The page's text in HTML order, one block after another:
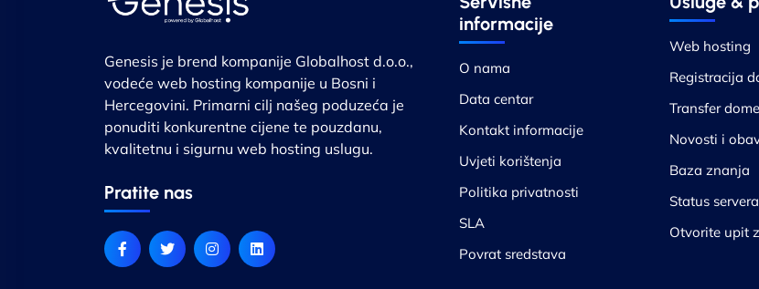
Genesis je brend kompanije Globalhost d.o.o.,
vodeće web hosting kompanije u Bosni i
Hercegovini. Primarni cilj našeg poduzeća je
ponuditi konkurentne cijene te pouzdanu,
kvalitetnu i sigurnu web hosting uslugu.
Pratite nas
informacije
O nama
Data centar
Kontakt informacije
Uvjeti korištenja
Politika privatnosti
SLA
Povrat sredstava
Web hosting
Registracija
Transfer
Novosti i
Baza znanja
Status
Otvorite upit